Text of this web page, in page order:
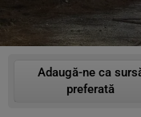
Adaugă-ne ca
preferată